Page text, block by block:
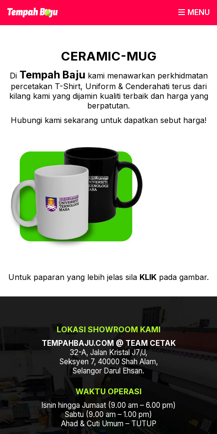
MENU
CERAMIC-MUG
Di Tempah Baju kami menawarkan perkhidmatan
percetakan T-Shirt, Uniform & Cenderahati terus dari
kilang kami yang dijamin kualiti terbaik dan harga yang
berpatutan.
Hubungi kami sekarang untuk dapatkan sebut harga!
Untuk paparan yang lebih jelas sila KLIK pada gambar.
LOKASI SHOWROOM KAMI
TEMPAHBAJU.COM @ TEAM CETAK
32-A, Jalan Kristal J7/J,
Seksyen 7, 40000 Shah Alam,
Selangor Darul Ehsan.
WAKTU OPERASI
Isnin hingga Jumaat (9.00 am – 6.00 pm)
Sabtu (9.00 am – 1.00 pm)
Ahad & Cuti Umum – TUTUP